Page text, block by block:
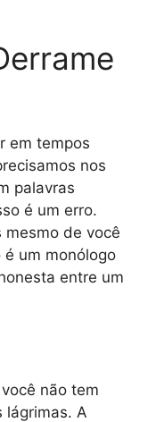
em tempos
nos
palavras
é um erro.
mesmo de você
um monólogo
entre um
não tem
lágrimas. A